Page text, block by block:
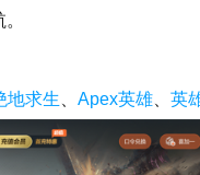
地求生 Apex英雄 英